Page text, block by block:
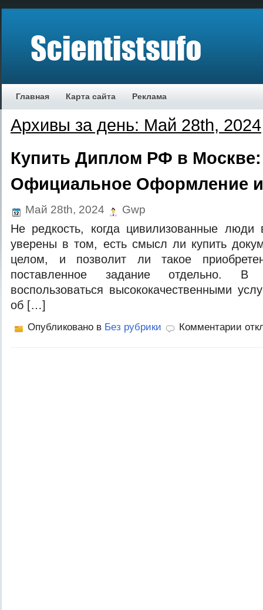
Главная Карта сайта Реклама
Архивы за день: Май 28th, 2024
Купить Диплом РФ в Москве:
Официальное Оформление и
Май 28th, 2024 Gwp
Не редкость, когда цивилизованные
уверены в том, есть смысл ли купить
целом, и позволит ли такое
поставленное задание отдельно. В
воспользоваться высококачественными
об […]
Опубликовано в Без рубрики Комментарии